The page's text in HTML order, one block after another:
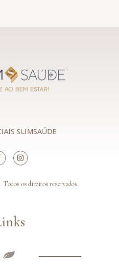
SLIMSAÚDE
Todos os direitos reservados.